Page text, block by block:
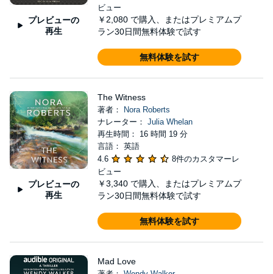
プレビューの
再生
ビュー
￥2,080 で購入、またはプレミアムプ
ラン30日間無料体験で試す
無料体験を試す
プレビューの
再生
The Witness
著者：
Nora Roberts
ナレーター： Julia Whelan
再生時間： 16 時間 19 分
言語： 英語
4.6
8件のカスタマーレ
ビュー
￥3,340 で購入、またはプレミアムプ
ラン30日間無料体験で試す
無料体験を試す
Mad Love